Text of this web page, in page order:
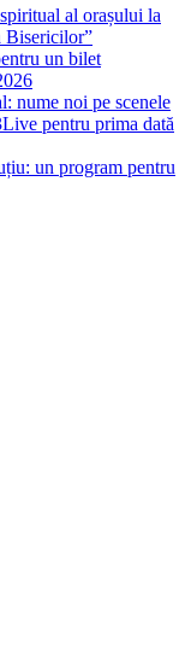
al orașului la
Bisericilor”
un bilet
nume noi pe scenele
pentru prima dată
un program pentru